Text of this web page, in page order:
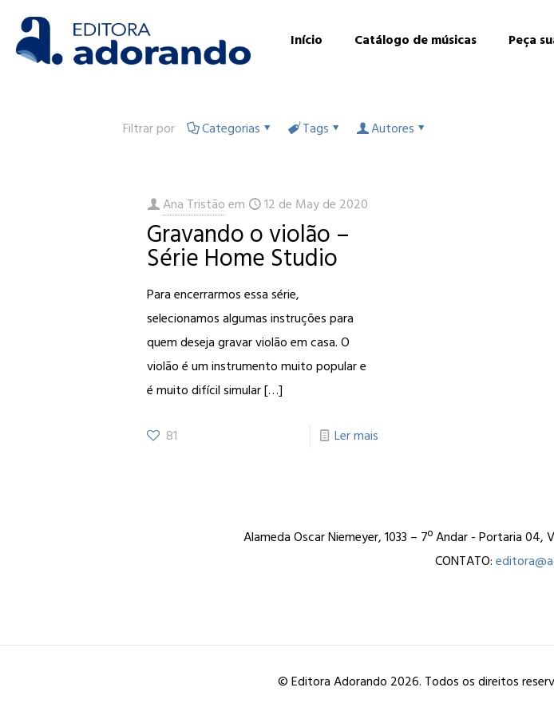
Início Catálogo de músicas Peça
Filtrar por Categorias Tags Autores
Ana Tristão em 12 de May de 2020
Gravando o violão –
Série Home Studio
Para encerrarmos essa série,
selecionamos algumas instruções para
quem deseja gravar violão em casa. O
violão é um instrumento muito popular e
é muito difícil simular[…]
81 Ler mais
Alameda Oscar Niemeyer, 1033 – 7º Andar - Portaria
CONTATO:
© Editora Adorando 2026. Todos os direitos